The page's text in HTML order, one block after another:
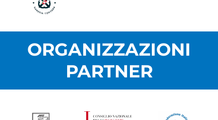
ORGANIZZAZIONI
PARTNER